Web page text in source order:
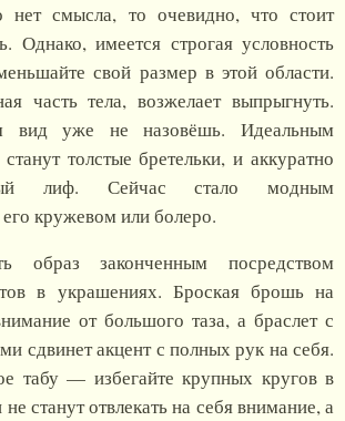
нет смысла, то очевидно, что стоит
Однако, имеется строгая условность
свой размер в этой области.
часть тела, возжелает выпрыгнуть.
вид уже не назовёшь. Идеальным
толстые бретельки, и аккуратно
лиф. Сейчас стало модным
кружевом или болеро.
образ законченным посредством
в украшениях. Броская брошь на
от большого таза, а браслет с
сдвинет акцент с полных рук на себя.
табу — избегайте крупных кругов в
станут отвлекать на себя внимание, а